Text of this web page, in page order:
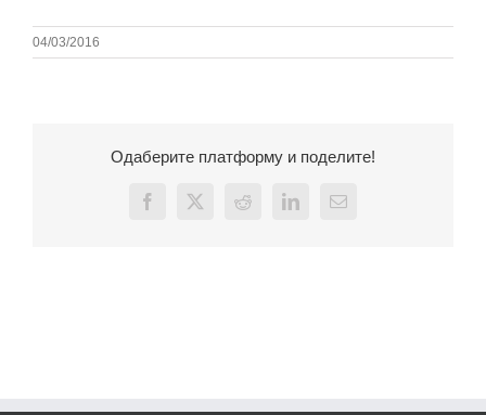
04/03/2016
Одаберите платформу и поделите!
Facebook
X Reddit LinkedInEmail